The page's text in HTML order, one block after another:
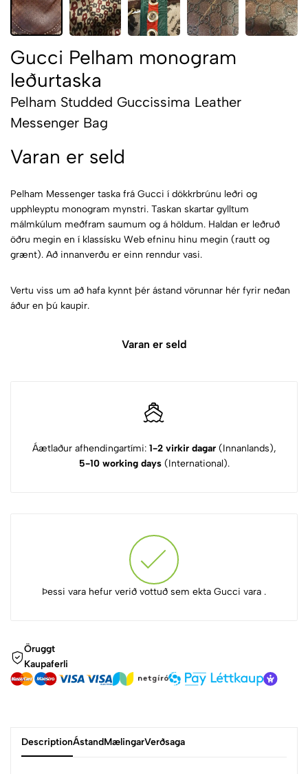
Gucci Pelham monogram
leðurtaska
Pelham Studded Guccissima Leather
Messenger Bag
Varan er seld
Pelham Messenger taska frá Gucci í dökkrbrúnu leðri og
upphleyptu monogram mynstri. Taskan skartar gylltum
málmkúlum meðfram saumum og á höldum. Haldan er leðruð
öðru megin en í klassísku Web efninu hinu megin (rautt og
grænt). Að innanverðu er einn renndur vasi.
Vertu viss um að hafa kynnt þér ástand vörunnar hér fyrir neðan
áður en þú kaupir.
Varan er seld
Áætlaður afhendingartími: 1-2 virkir dagar (Innanlands),
5-10 working days(International).
Þessi vara hefur verið vottuð sem ekta Gucci vara .
Öruggt
Kaupaferli
DescriptionÁstandMælingarVerðsaga